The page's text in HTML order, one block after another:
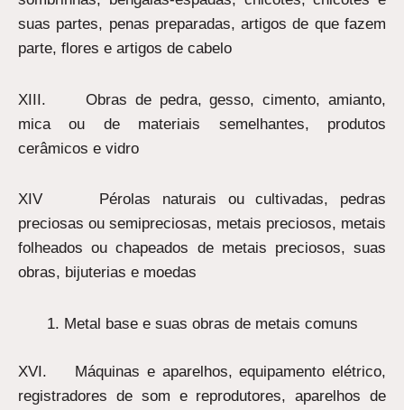
suas partes, penas preparadas, artigos de que fazem
parte, flores e artigos de cabelo
XIII. Obras de pedra, gesso, cimento, amianto,
mica ou de materiais semelhantes, produtos
cerâmicos e vidro
XIV Pérolas naturais ou cultivadas, pedras
preciosas ou semipreciosas, metais preciosos, metais
folheados ou chapeados de metais preciosos, suas
obras, bijuterias e moedas
Metal base e suas obras de metais comuns
XVI. Máquinas e aparelhos, equipamento elétrico,
registradores de som e reprodutores, aparelhos de